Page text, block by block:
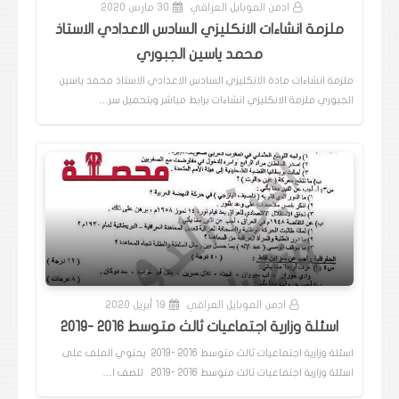
ادمن الموبايل العراقي 30 مارس 2020
ملزمة انشاءات الانكليزي السادس الاعدادي الاستاذ
محمد ياسين الجبوري
ملزمة انشاءات مادة الانكليزي السادس الاعدادي الاستاذ محمد ياسين
الجبوري ملزمة الانكليزي انشاءات برابط مباشر وبتحميل سر…
ادمن الموبايل العراقي 19 أبريل 2020
اسئلة وزارية اجتماعيات ثالث متوسط 2016 -2019
اسئلة وزارية اجتماعيات ثالث متوسط 2016 -2019 يحتوي الملف على
اسئلة وزارية اجتماعيات ثالث متوسط 2016 -2019 للصف ا…